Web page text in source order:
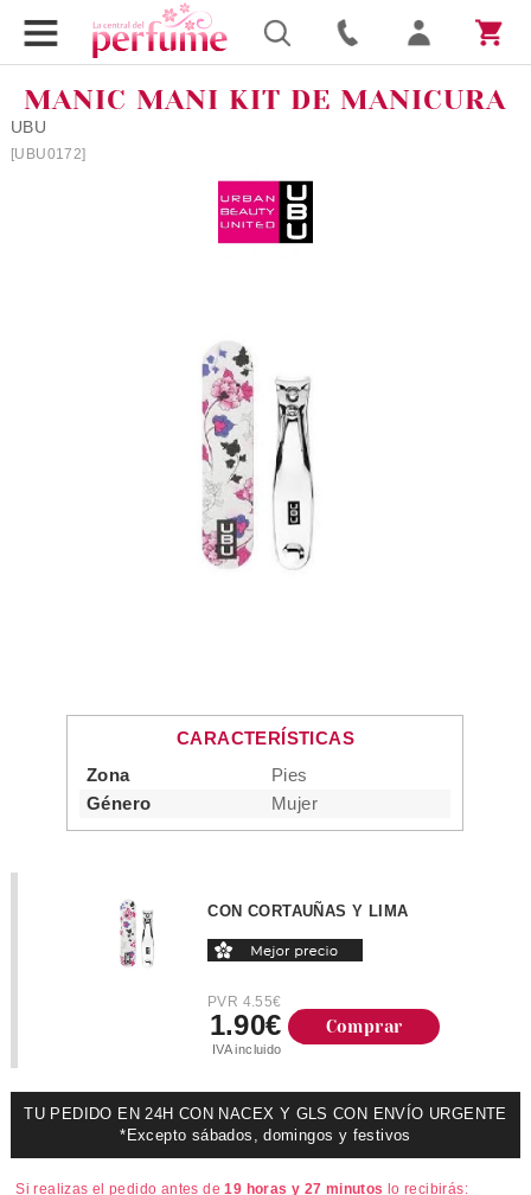
MANIC MANI KIT DE MANICURA
UBU
[UBU0172]
CARACTERÍSTICAS
Zona
Pies
Género
Mujer
CON CORTAUÑAS Y LIMA
PVR 4.55€
1.90€
IVA incluido
Comprar
TU PEDIDO EN 24H CON NACEX Y GLS CON ENVÍO URGENTE
*Excepto sábados, domingos y festivos
Si realizas el pedido antes de19 horas y 27 minutos lo recibirás: